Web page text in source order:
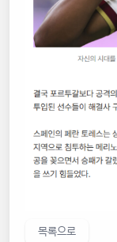
목록으로